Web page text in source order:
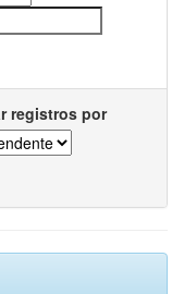
registros por